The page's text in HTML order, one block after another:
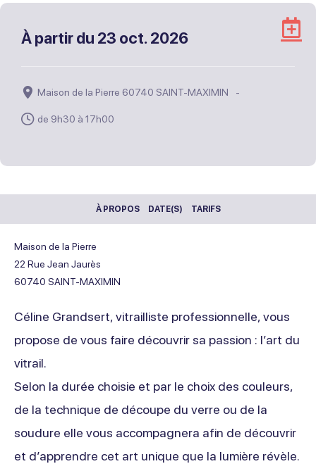
À partir du 23 oct. 2026
à
Maison de la Pierre 60740 SAINT-MAXIMIN
de 9h30 à 17h00
À PROPOS DATE(S) TARIFS
Maison de la Pierre
22 Rue Jean Jaurès
60740 SAINT-MAXIMIN
Céline Grandsert, vitrailliste professionnelle, vous
propose de vous faire découvrir sa passion : l’art du
vitrail.
Selon la durée choisie et par le choix des couleurs,
de la technique de découpe du verre ou de la
soudure elle vous accompagnera afin de découvrir
et d’apprendre cet art unique que la lumière révèle.